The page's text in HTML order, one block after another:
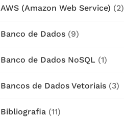
AWS (Amazon Web Service) (2)
Banco de Dados (9)
Banco de Dados NoSQL (1)
Bancos de Dados Vetoriais (3)
Bibliografia (11)